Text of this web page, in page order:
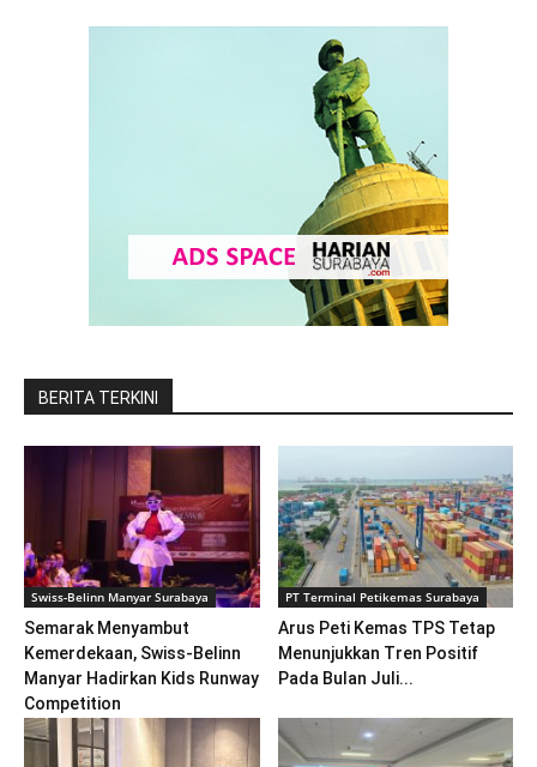
BERITA TERKINI
Swiss-Belinn Manyar Surabaya
Semarak Menyambut
Kemerdekaan, Swiss-Belinn
Manyar Hadirkan Kids Runway
Competition
PT Terminal Petikemas Surabaya
Arus Peti Kemas TPS Tetap
Menunjukkan Tren Positif
Pada Bulan Juli...